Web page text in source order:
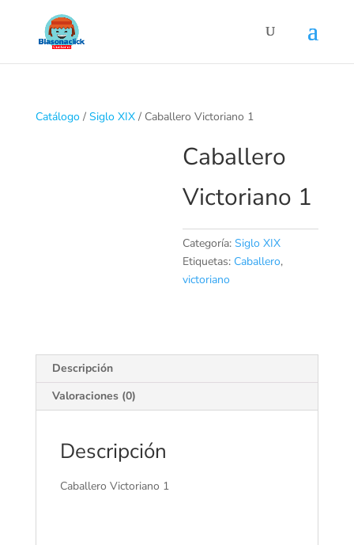
Catálogo/ Siglo XIX/ Caballero Victoriano 1
Caballero
Victoriano 1
Categoría:Siglo XIX
Etiquetas: Caballero,
victoriano
Descripción
Valoraciones (0)
Descripción
Caballero Victoriano 1